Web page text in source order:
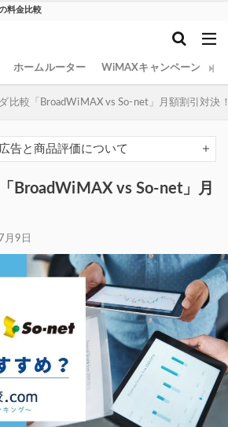
料金比較
ホームルーター WiMAXキャンペーン
比較「BroadWiMAX vs So-net」月額割引対決
告と商品評価について
BroadWiMAX vs So-net」月
月9日